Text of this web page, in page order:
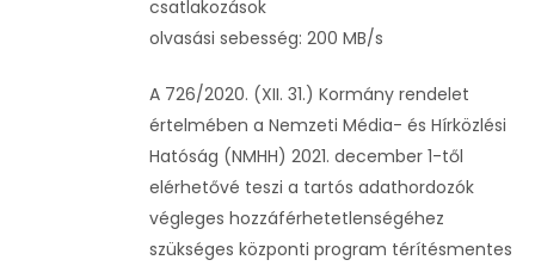
csatlakozások
olvasási sebesség: 200 MB/s
A 726/2020. (XII. 31.) Kormány rendelet
értelmében a Nemzeti Média- és Hírközlési
Hatóság (NMHH) 2021. december 1-től
elérhetővé teszi a tartós adathordozók
végleges hozzáférhetetlenségéhez
szükséges központi program térítésmentes